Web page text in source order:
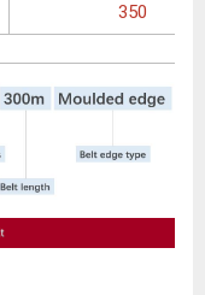
350